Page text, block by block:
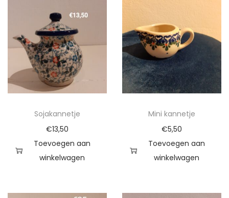
t
a
Sojakannetje
€13,50
Toevoegen aan
winkelwagen
Mini kannetje
€5,50
Toevoegen aan
winkelwagen